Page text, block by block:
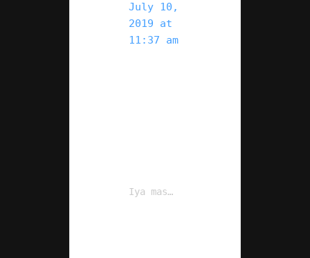
July 10,
2019 at
11:37 am
Iya mas…